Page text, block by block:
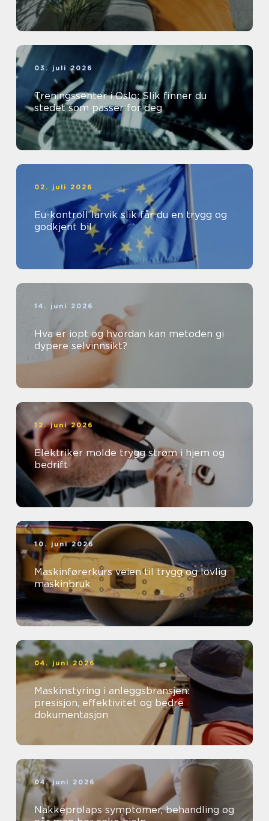
03. juli 2026
Treningssenter i Oslo: Slik finner du
stedet som passer for deg
02. juli 2026
Eu-kontroll larvik slik får du en trygg og
godkjent bil
14. juni 2026
Hva er iopt og hvordan kan metoden gi
dypere selvinnsikt?
12. juni 2026
Elektriker molde trygg strøm i hjem og
bedrift
10. juni 2026
Maskinførerkurs veien til trygg og lovlig
maskinbruk
04. juni 2026
Maskinstyring i anleggsbransjen:
presisjon, effektivitet og bedre
dokumentasjon
04. juni 2026
Nakkeprolaps symptomer, behandling og